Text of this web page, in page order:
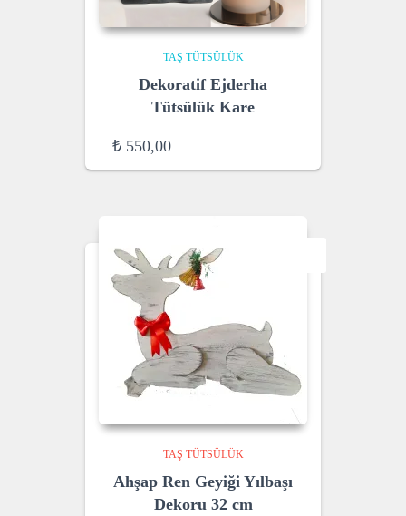
TAŞ TÜTSÜLÜK
Dekoratif Ejderha
Tütsülük Kare
₺ 550,00
TAŞ TÜTSÜLÜK
Ahşap Ren Geyiği Yılbaşı
Dekoru 32 cm